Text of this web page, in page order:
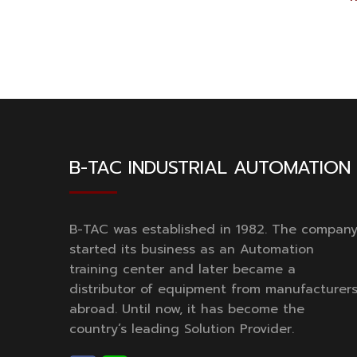
B-TAC INDUSTRIAL AUTOMATION
B-TAC was established in 1982. The company
started its business as an Automation
training center and later became a
distributor of equipment from manufacturers
abroad. Until now, it has become the
country’s leading Solution Provider.